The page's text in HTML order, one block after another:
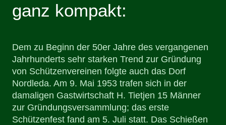
ganz kompakt:
Dem zu Beginn der 50er Jahre des vergangenen
Jahrhunderts sehr starken Trend zur Gründung
von Schützenvereinen folgte auch das Dorf
Nordleda. Am 9. Mai 1953 trafen sich in der
damaligen Gastwirtschaft H. Tietjen 15 Männer
zur Gründungsversammlung; das erste
Schützenfest fand am 5. Juli statt. Das Schießen